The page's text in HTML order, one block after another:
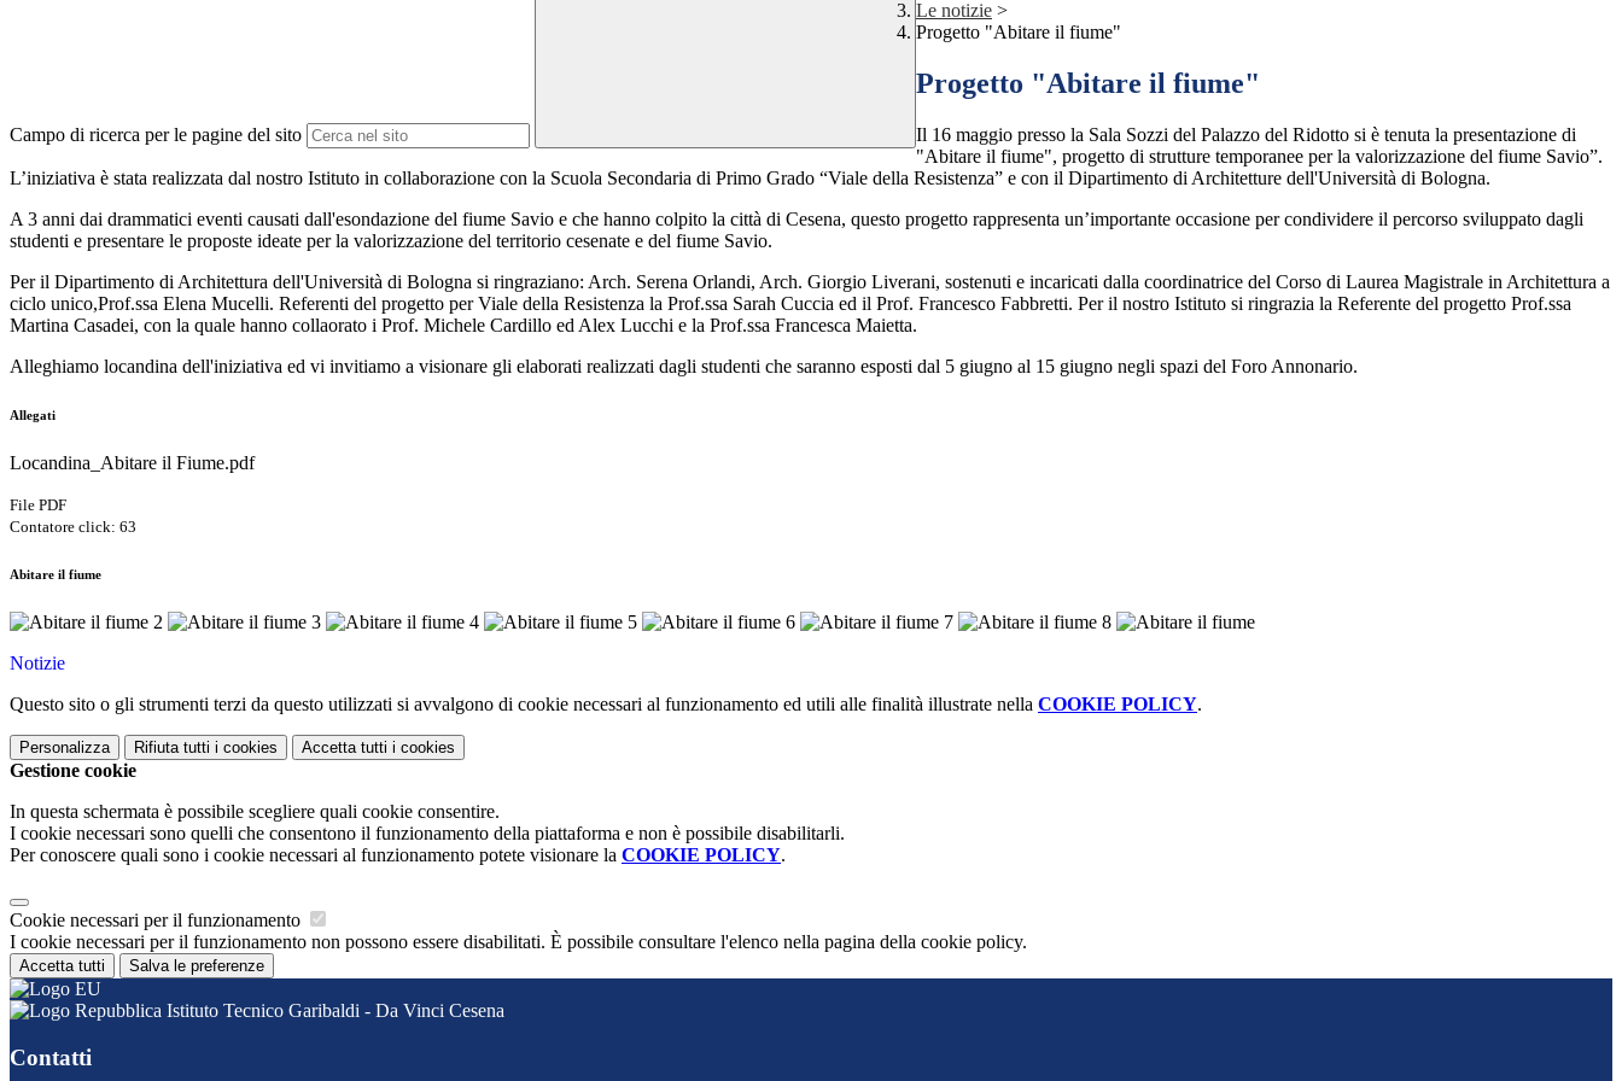
Campo di ricerca per le pagine del sito
Le notizie >
Progetto "Abitare il fiume"
Progetto "Abitare il fiume"
Il 16 maggio presso la Sala Sozzi del Palazzo del Ridotto si è tenuta la presentazione di
"Abitare il fiume", progetto di strutture temporanee per la valorizzazione del fiume Savio”.
L’iniziativa è stata realizzata dal nostro Istituto in collaborazione con la Scuola Secondaria di Primo Grado “Viale della Resistenza” e con il Dipartimento di Architetture dell'Università di Bologna.
A 3 anni dai drammatici eventi causati dall'esondazione del fiume Savio e che hanno colpito la città di Cesena, questo progetto rappresenta un’importante occasione per condividere il percorso sviluppato dagli
studenti e presentare le proposte ideate per la valorizzazione del territorio cesenate e del fiume Savio.
Per il Dipartimento di Architettura dell'Università di Bologna si ringraziano: Arch. Serena Orlandi, Arch. Giorgio Liverani, sostenuti e incaricati dalla coordinatrice del Corso di Laurea Magistrale in Architettura a
ciclo unico,Prof.ssa Elena Mucelli. Referenti del progetto per Viale della Resistenza la Prof.ssa Sarah Cuccia ed il Prof. Francesco Fabbretti. Per il nostro Istituto si ringrazia la Referente del progetto Prof.ssa
Martina Casadei, con la quale hanno collaorato i Prof. Michele Cardillo ed Alex Lucchi e la Prof.ssa Francesca Maietta.
Alleghiamo locandina dell'iniziativa ed vi invitiamo a visionare gli elaborati realizzati dagli studenti che saranno esposti dal 5 giugno al 15 giugno negli spazi del Foro Annonario.
Allegati
Locandina_Abitare il Fiume.pdf
File PDF
Contatore click: 63
Abitare il fiume
Notizie
Questo sito o gli strumenti terzi da questo utilizzati si avvalgono di cookie necessari al funzionamento ed utili alle finalità illustrate nella COOKIE POLICY.
Personalizza Rifiuta tutti i cookies Accetta tutti i cookies
Gestione cookie
In questa schermata è possibile scegliere quali cookie consentire.
I cookie necessari sono quelli che consentono il funzionamento della piattaforma e non è possibile disabilitarli.
Per conoscere quali sono i cookie necessari al funzionamento potete visionare la COOKIE POLICY.
Cookie necessari per il funzionamento
I cookie necessari per il funzionamento non possono essere disabilitati. È possibile consultare l'elenco nella pagina della cookie policy.
Accetta tutti Salva le preferenze
Istituto Tecnico Garibaldi - Da Vinci Cesena
Contatti